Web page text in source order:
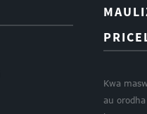
Kwa
au